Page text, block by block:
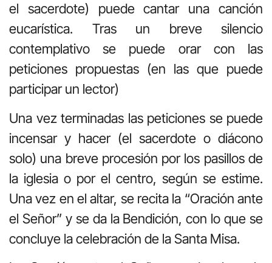
el sacerdote) puede cantar una canción
eucarística. Tras un breve silencio
contemplativo se puede orar con las
peticiones propuestas (en las que puede
participar un lector)
Una vez terminadas las peticiones se puede
incensar y hacer (el sacerdote o diácono
solo) una breve procesión por los pasillos de
la iglesia o por el centro, según se estime.
Una vez en el altar, se recita la “Oración ante
el Señor” y se da la Bendición, con lo que se
concluye la celebración de la Santa Misa.